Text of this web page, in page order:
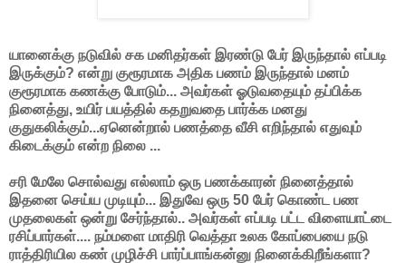
யானைக்கு நடுவில் சக மனிதர்கள் இரண்டு பேர் இருந்தால் எப்படி
இருக்கும்? என்று குரூரமாக அதிக பணம் இருந்தால் மனம்
குரூரமாக கணக்கு போடும்... அவர்கள் ஓடுவதையும் தப்பிக்க
நினைத்து, உயிர் பயத்தில் கதறுவதை பார்க்க மனது
குதுகலிக்கும்...ஏனென்றால் பணத்தை வீசி எறிந்தால் எதுவும்
கிடைக்கும் என்ற நிலை ...
சரி மேலே சொல்வது எல்லாம் ஒரு பணக்காரன் நினைத்தால்
இதனை செய்ய முடியும்... இதுவே ஒரு 50 பேர் கொண்ட பண
முதலைகள் ஒன்று சேர்ந்தால்.. அவர்கள் எப்படி பட்ட விளையாட்டை
ரசிப்பார்கள்.... நம்மளை மாதிரி வெத்தா உலக கோப்பையை நடு
ராத்திரியில கண் முழிச்சி பார்ப்பாங்கன்னு நினைக்கிறீங்களா?